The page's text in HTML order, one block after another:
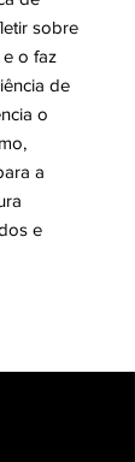
sobre
o faz
de
o
a
e